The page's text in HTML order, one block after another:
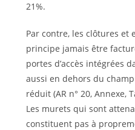
21%.
Par contre, les clôtures et
principe jamais être
portes d’accès intégrées
aussi en dehors du
réduit (AR n° 20, Annexe,
Les murets qui sont
constituent pas à